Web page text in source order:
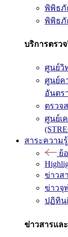
พิพิธ
พิพิธ
บริการตรว
ศูนย์วิ
ศูนย์ค
อันตร
ตรวจ
ศูนย์เ
สาระความ
ย้
ข่าวส
ข่าวจุ
ปฏิทิน
ข่าวสารแล